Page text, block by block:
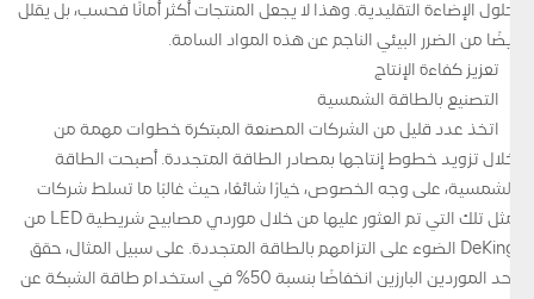
حلول الإضاءة التقليدية. وهذا لا يجعل المنتجات أكثر أمانًا فحسب، بل يقلل
أيضًا من الضرر البيئي الناجم عن هذه المواد السامة.
تعزيز كفاءة الإنتاج
التصنيع بالطاقة الشمسية
اتخذ عدد قليل من الشركات المصنعة المبتكرة خطوات مهمة من
خلال تزويد خطوط إنتاجها بمصادر الطاقة المتجددة. أصبحت الطاقة
الشمسية، على وجه الخصوص، خيارًا شائعًا، حيث غالبًا ما تسلط شركات
مثل تلك التي تم العثور عليها من خلال موردي مصابيح شريطية LED من
DeKing الضوء على التزامهم بالطاقة المتجددة. على سبيل المثال، حقق
أحد الموردين البارزين انخفاضًا بنسبة 50% في استخدام طاقة الشبكة عن